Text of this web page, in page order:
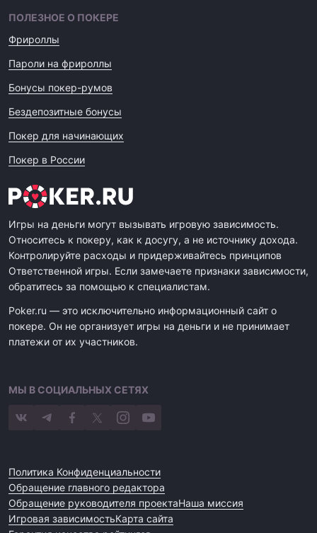
ПОЛЕЗНОЕ О ПОКЕРЕ
Фрироллы
Пароли на фрироллы
Бонусы покер-румов
Бездепозитные бонусы
Покер для начинающих
Покер в России
Игры на деньги могут вызывать игровую зависимость.
Относитесь к покеру, как к досугу, а не источнику дохода.
Контролируйте расходы и придерживайтесь принципов
Ответственной игры. Если замечаете признаки зависимости,
обратитесь за помощью к специалистам.
Poker.ru — это исключительно информационный сайт о
покере. Он не организует игры на деньги и не принимает
платежи от их участников.
МЫ В СОЦИАЛЬНЫХ СЕТЯХ
Политика Конфиденциальности
Обращение главного редактора
Обращение руководителя проектаНаша миссия
Игровая зависимостьКарта сайта